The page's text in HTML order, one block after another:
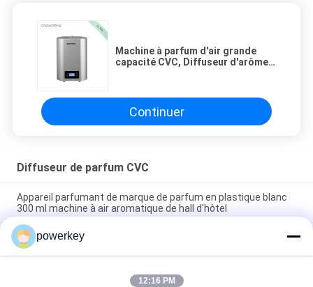
Machine à parfum d'air grande
capacité CVC, Diffuseur d'arôme
Continuer
Diffuseur de parfum CVC
Appareil parfumant de marque de parfum en plastique blanc
300 ml machine à air aromatique de hall d'hôtel
Diffuseur d'aromathérapie pour hôtel, chambre, haute qualité,
vente chaude, avec ventilateur à l'intérieur, plastique blanc
300 ml
powerkey
12:16 PM